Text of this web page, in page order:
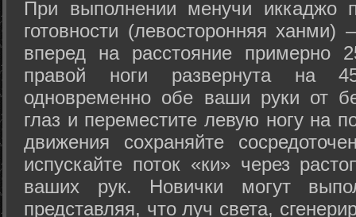
При выполнении менучи иккаджо
готовности (левосторонняя
вперед на расстояние примерно
правой ноги развернута на
одновременно обе ваши руки от
глаз и переместите левую ногу на
движения сохраняйте
испускайте поток «ки» через
ваших рук. Новички могут
представляя, что луч света,